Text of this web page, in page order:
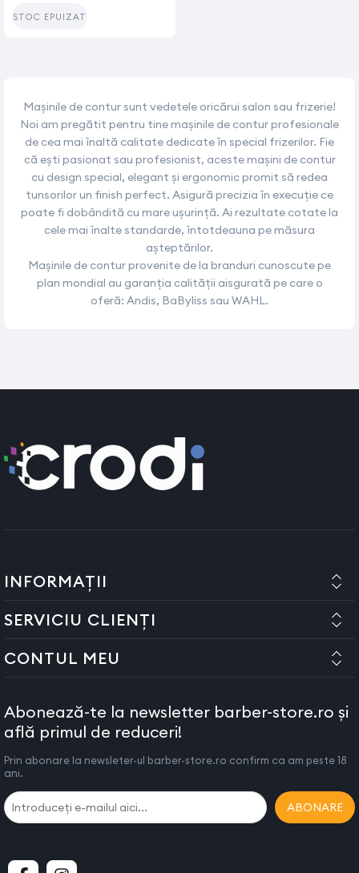
STOC EPUIZAT
Mașinile de contur sunt vedetele oricărui salon sau frizerie!
Noi am pregătit pentru tine mașinile de contur profesionale
de cea mai înaltă calitate dedicate în special frizerilor. Fie
că ești pasionat sau profesionist, aceste mașini de contur
cu design special, elegant și ergonomic promit să redea
tunsorilor un finish perfect. Asigură precizia în execuție ce
poate fi dobândită cu mare ușurință. Ai rezultate cotate la
cele mai înalte standarde, întotdeauna pe măsura
așteptărilor.
Mașinile de contur provenite de la branduri cunoscute pe
plan mondial au garanția calității aisgurată pe care o
oferă: Andis, BaByliss sau WAHL.
INFORMAȚII
SERVICIU CLIENȚI
CONTUL MEU
Abonează-te la newsletter barber-store.ro și
află primul de reduceri!
Prin abonare la newsleter-ul barber-store.ro confirm ca am peste 18
ani.
ABONARE